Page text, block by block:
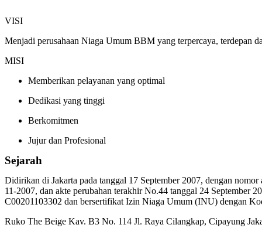
VISI
Menjadi perusahaan Niaga Umum BBM yang terpercaya, terdepan
MISI
Memberikan pelayanan yang optimal
Dedikasi yang tinggi
Berkomitmen
Jujur dan Profesional
Sejarah
Didirikan di Jakarta pada tanggal 17 September 2007, dengan
11-2007, dan akte perubahan terakhir No.44 tanggal 24 September
C00201103302 dan bersertifikat Izin Niaga Umum (INU) dengan
Ruko The Beige Kav. B3 No. 114 Jl. Raya Cilangkap, Cipayung